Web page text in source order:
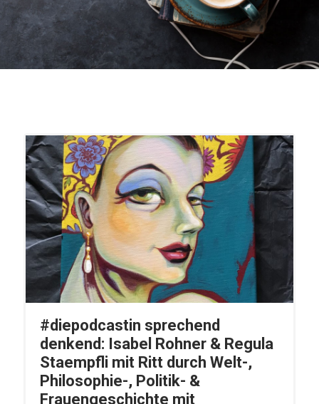
#diepodcastin sprechend
denkend: Isabel Rohner & Regula
Staempfli mit Ritt durch Welt-,
Philosophie-, Politik- &
Frauengeschichte mit